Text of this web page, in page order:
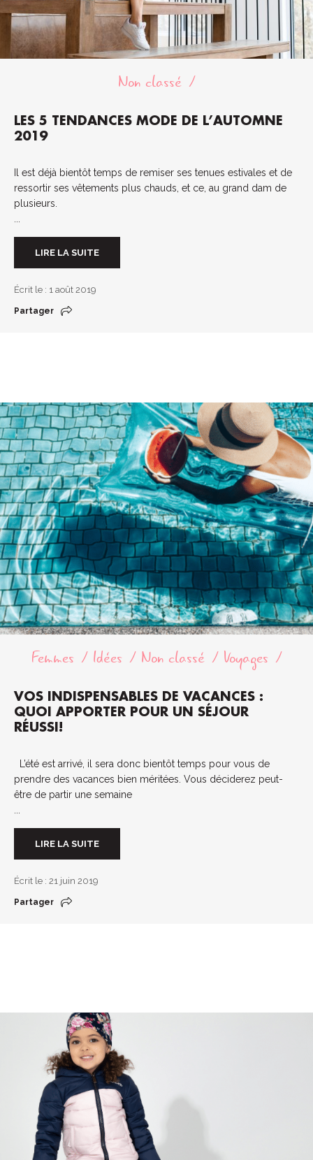
Non classé
LES 5 TENDANCES MODE DE L’AUTOMNE
2019
Il est déjà bientôt temps de remiser ses tenues estivales et de
ressortir ses vêtements plus chauds, et ce, au grand dam de
plusieurs.
LIRE LA SUITE
Écrit le : 1 août 2019
Partager
Femmes Idées Non classé Voyages
VOS INDISPENSABLES DE VACANCES :
QUOI APPORTER POUR UN SÉJOUR
RÉUSSI!
L’été est arrivé, il sera donc bientôt temps pour vous de
prendre des vacances bien méritées. Vous déciderez peut-
être de partir une semaine
LIRE LA SUITE
Écrit le : 21 juin 2019
Partager